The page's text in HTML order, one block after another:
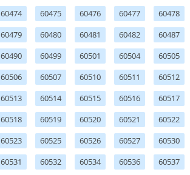
60474
60475 60476 60477
60478
60479
60480 60481 60482
60487
60490
60499 60501 60504
60505
60506
60507 60510 60511
60512
60513
60514 60515 60516
60517
60518
60519 60520 60521
60522
60523
60525 60526 60527
60530
60531
60532 60534 60536
60537